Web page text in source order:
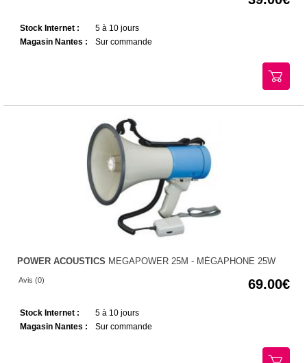
Stock Internet :
5 à 10 jours
Magasin Nantes :
Sur commande
POWER ACOUSTICS MEGAPOWER 25M - MÉGAPHONE 25W
Avis (0) 69.00
Stock Internet :
5 à 10 jours
Magasin Nantes :
Sur commande